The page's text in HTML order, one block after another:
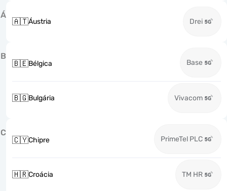
Á
🇦🇹Áustria Drei
B
🇧🇪Bélgica Base
🇧🇬Bulgária Vivacom
C
🇨🇾Chipre PrimeTel PLC
🇭🇷Croácia TM HR